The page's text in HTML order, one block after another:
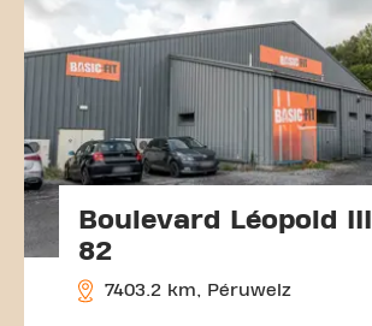
Boulevard Léopold III
82
7403.2 km, Péruwelz